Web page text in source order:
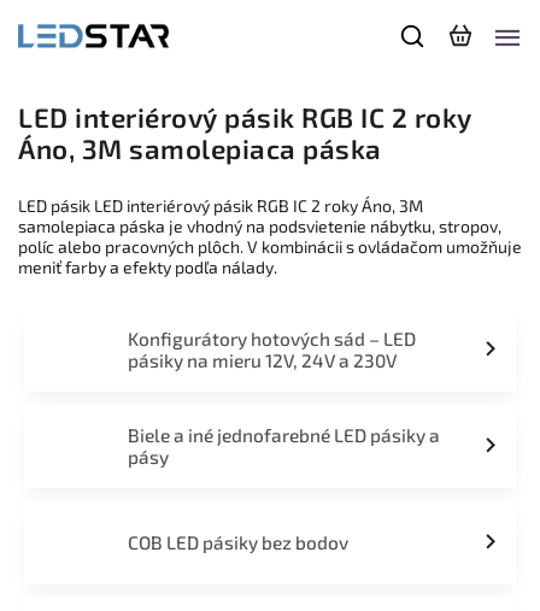
LED interiérový pásik RGB IC 2 roky
Áno, 3M samolepiaca páska
LED pásik LED interiérový pásik RGB IC 2 roky Áno, 3M
samolepiaca páska je vhodný na podsvietenie nábytku, stropov,
políc alebo pracovných plôch. V kombinácii s ovládačom umožňuje
meniť farby a efekty podľa nálady.
Konfigurátory hotových sád – LED
pásiky na mieru 12V, 24V a 230V
Biele a iné jednofarebné LED pásiky a
pásy
COB LED pásiky bez bodov